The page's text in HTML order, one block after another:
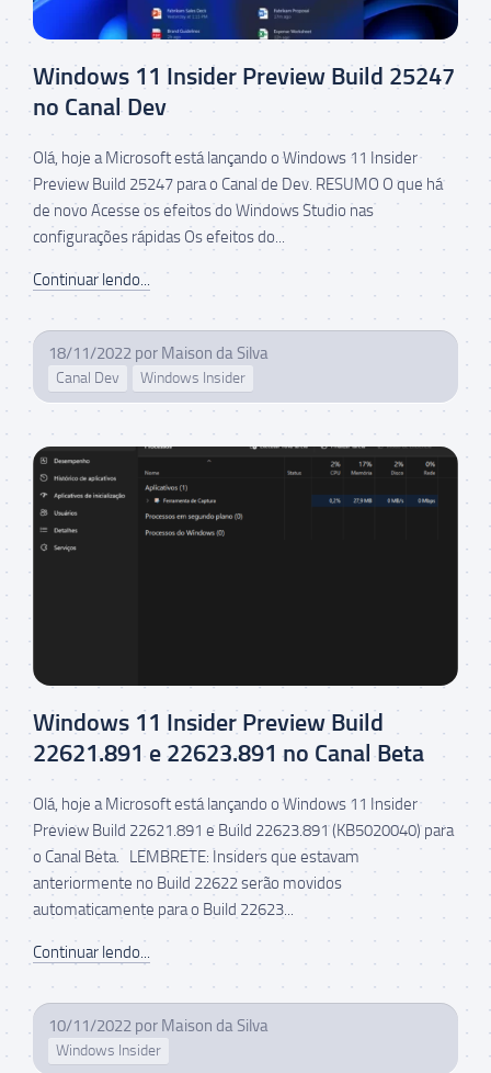
Windows 11 Insider Preview Build 25247
no Canal Dev
Olá, hoje a Microsoft está lançando o Windows 11 Insider
Preview Build 25247 para o Canal de Dev. RESUMO O que há
de novo Acesse os efeitos do Windows Studio nas
configurações rápidas Os efeitos do...
Continuar lendo...
18/11/2022 por Maison da Silva
Canal Dev Windows Insider
Windows 11 Insider Preview Build
22621.891 e 22623.891 no Canal Beta
Olá, hoje a Microsoft está lançando o Windows 11 Insider
Preview Build 22621.891 e Build 22623.891 (KB5020040) para
o Canal Beta. LEMBRETE: Insiders que estavam
anteriormente no Build 22622 serão movidos
automaticamente para o Build 22623...
Continuar lendo...
10/11/2022 por Maison da Silva
Windows Insider